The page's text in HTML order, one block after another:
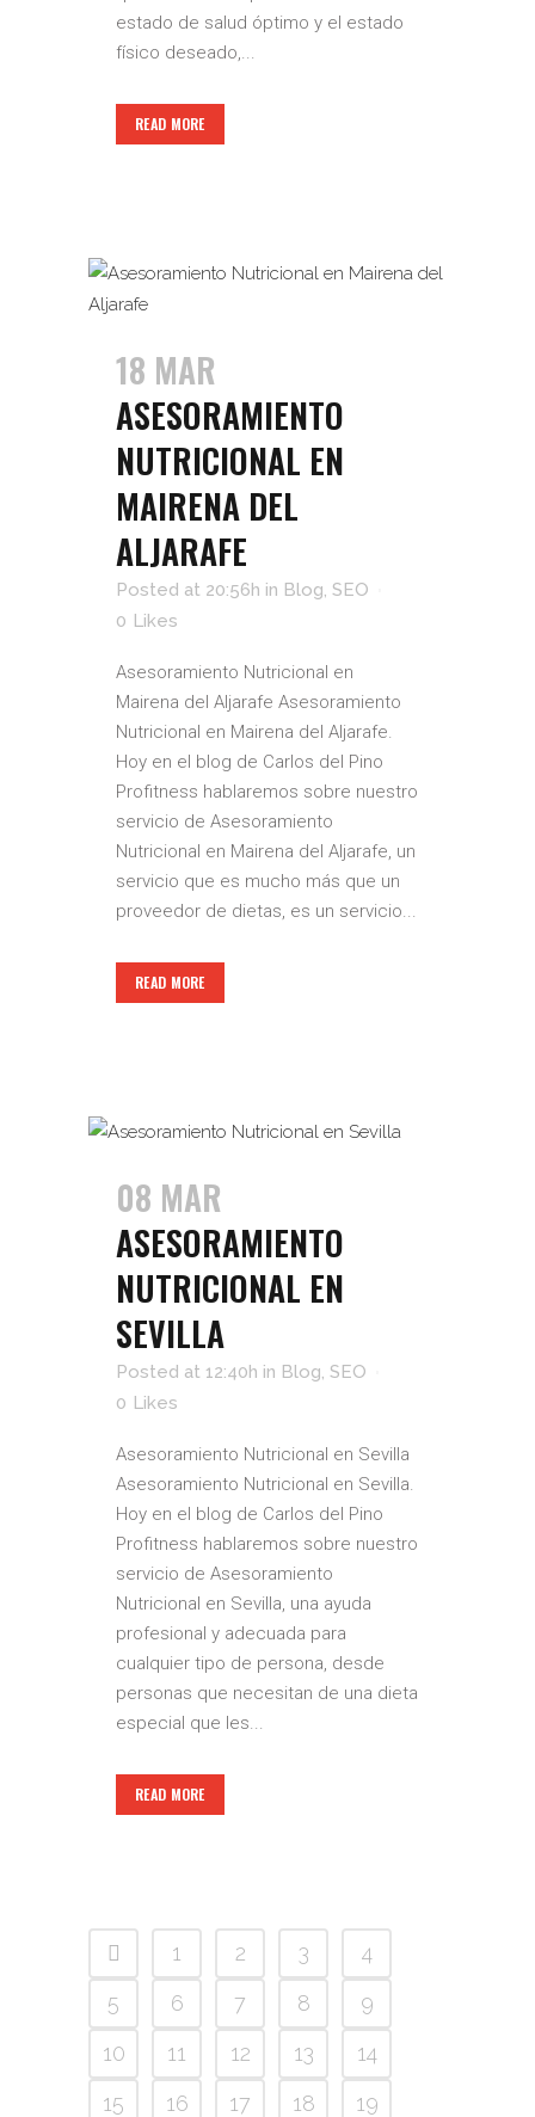
estado de salud óptimo y el estado
físico deseado,...
READ MORE
18 MAR
ASESORAMIENTO
NUTRICIONAL EN
MAIRENA DEL
ALJARAFE
Posted at 20:56h in Blog, SEO
0 Likes
Asesoramiento Nutricional en
Mairena del Aljarafe Asesoramiento
Nutricional en Mairena del Aljarafe.
Hoy en el blog de Carlos del Pino
Profitness hablaremos sobre nuestro
servicio de Asesoramiento
Nutricional en Mairena del Aljarafe, un
servicio que es mucho más que un
proveedor de dietas, es un servicio...
READ MORE
08 MAR
ASESORAMIENTO
NUTRICIONAL EN
SEVILLA
Posted at 12:40h in Blog, SEO
0 Likes
Asesoramiento Nutricional en Sevilla
Asesoramiento Nutricional en Sevilla.
Hoy en el blog de Carlos del Pino
Profitness hablaremos sobre nuestro
servicio de Asesoramiento
Nutricional en Sevilla, una ayuda
profesional y adecuada para
cualquier tipo de persona, desde
personas que necesitan de una dieta
especial que les...
READ MORE
1 2 3
4
5
6 7 8
9
10
11 12 13
14
15
16 17 18
19